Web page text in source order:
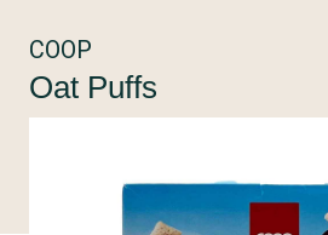
COOP
Oat Puffs